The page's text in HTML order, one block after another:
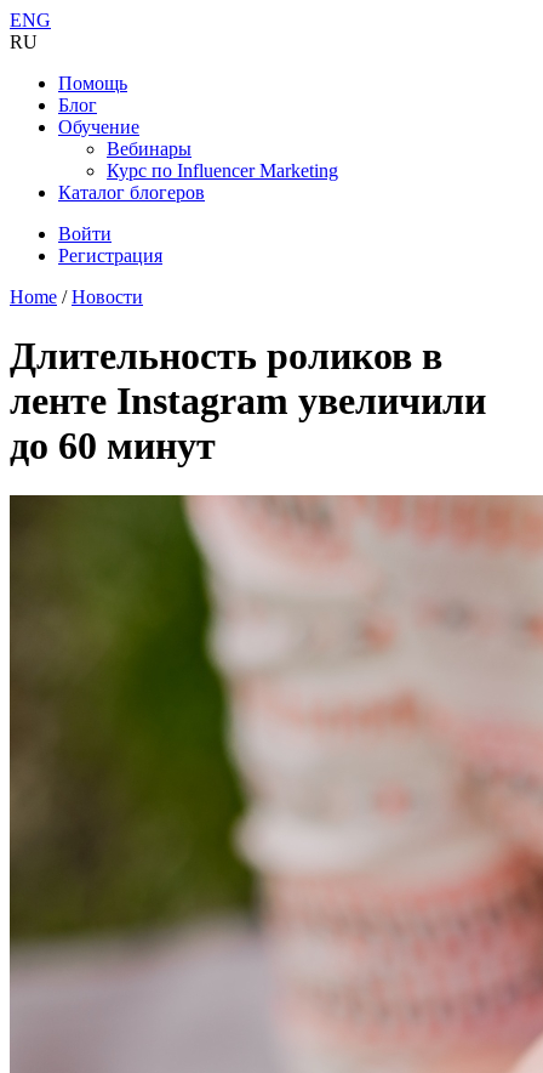
ENG
RU
Помощь
Блог
Обучение
Вебинары
Курс по Influencer Marketing
Каталог блогеров
Войти
Регистрация
Home /Новости
Длительность роликов в
ленте Instagram увеличили
до 60 минут